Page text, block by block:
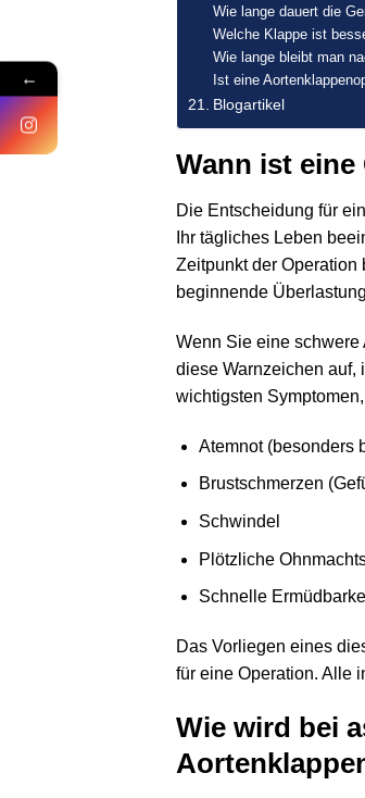
Wie lange dauert die
Welche Klappe ist
Wie lange bleibt man
Ist eine
Blogartikel
Wann ist
Die Entscheidung für
Ihr tägliches Leben
Zeitpunkt der
beginnende
Wenn Sie eine schwere
diese Warnzeichen auf,
wichtigsten
Atemnot (besonders
Brustschmerzen
Schwindel
Plötzliche
Schnelle
Das Vorliegen eines
für eine Operation. Alle
Wie wird bei
←